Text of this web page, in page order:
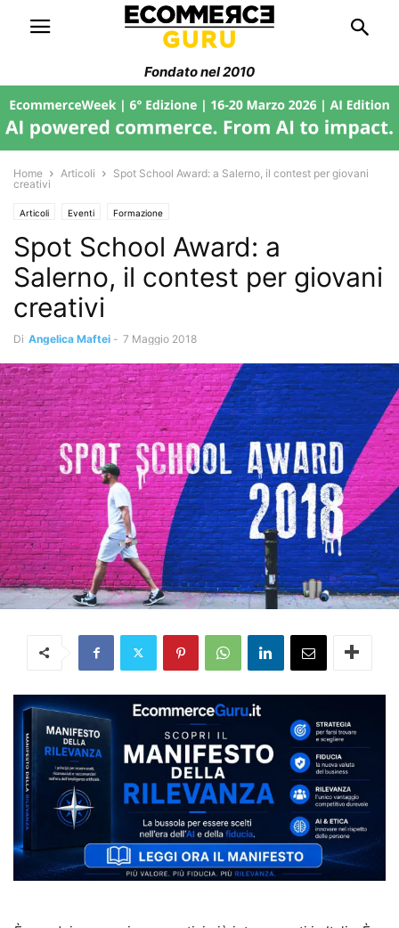
Fondato nel 2010
Home Articoli
Spot School Award: a Salerno, il contest per giovani
creativi
Articoli Eventi Formazione
Spot School Award: a
Salerno, il contest per giovani
creativi
Di Angelica Maftei - 7 Maggio 2018